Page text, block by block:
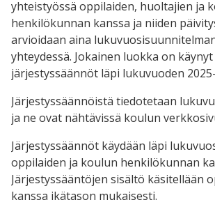
yhteistyössä oppilaiden, huoltajien ja
henkilökunnan kanssa ja niiden
arvioidaan aina
yhteydessä. Jokainen luokka on käynyt
järjestyssäännöt läpi lukuvuoden
Järjestyssäännöistä tiedotetaan
ja ne ovat nähtävissä koulun
Järjestyssäännöt käydään läpi
oppilaiden ja koulun henkilökunnan
Järjestyssääntöjen sisältö käsitellään
kanssa ikätason mukaisesti.